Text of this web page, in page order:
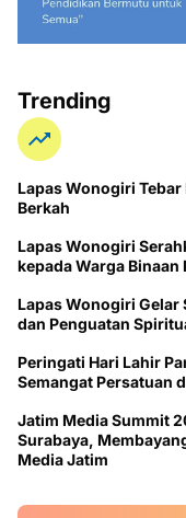
Trending
Lapas Wonogiri
Berkah
Lapas Wonogiri
kepada Warga Binaan
Lapas Wonogiri
dan Penguatan
Peringati Hari Lahir
Semangat Persatuan
Jatim Media Summit
Surabaya,
Media Jatim